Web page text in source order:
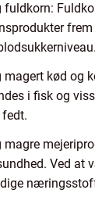
magert kød og
i fisk og
Ved at